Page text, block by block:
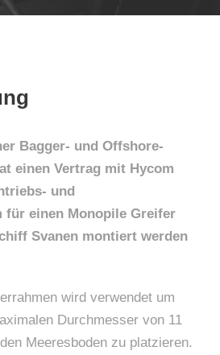
Bagger- und Offshore-
einen Vertrag mit Hycom
und
für einen Monopile Greifer
Svanen montiert werden
wird verwendet um
Durchmesser von 11
Meeresboden zu platzieren.